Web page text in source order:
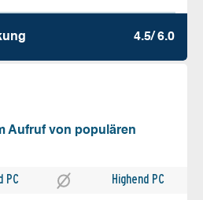
4.5/ 6.0
Aufruf von populären
PC Highend PC